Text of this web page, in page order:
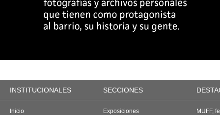
INSTITUCIONALES SECCIONES
Inicio
Exposiciones
MUFF,